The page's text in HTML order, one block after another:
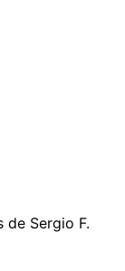
Sergio F.